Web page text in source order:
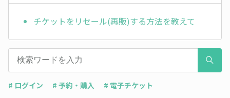
チケットをリセール(再販)する方法を教えて
# ログイン # 予約・購入
# 電子チケット